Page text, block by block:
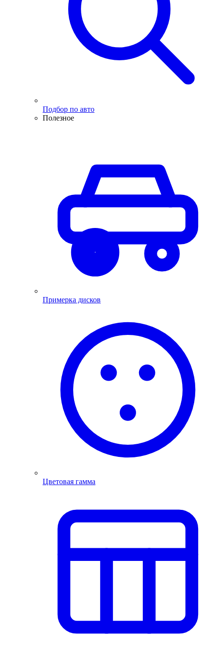
Подбор по авто
Полезное
Примерка дисков
Цветовая гамма